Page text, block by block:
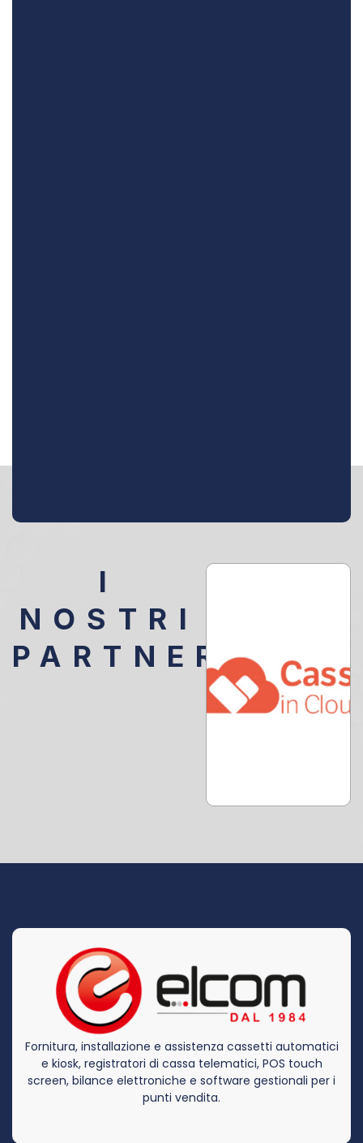
I
NOSTRI
PARTNER
Fornitura, installazione e assistenza cassetti automatici
e kiosk, registratori di cassa telematici, POS touch
screen, bilance elettroniche e software gestionali per i
punti vendita.